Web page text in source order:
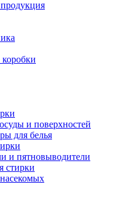
и поверхностей
для белья
и пятновыводители
стирки